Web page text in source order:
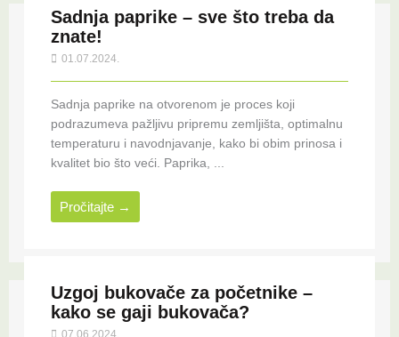
Sadnja paprike – sve što treba da
znate!
01.07.2024.
Sadnja paprike na otvorenom je proces koji
podrazumeva pažljivu pripremu zemljišta, optimalnu
temperaturu i navodnjavanje, kako bi obim prinosa i
kvalitet bio što veći. Paprika, ...
Pročitajte →
Uzgoj bukovače za početnike –
kako se gaji bukovača?
07.06.2024.